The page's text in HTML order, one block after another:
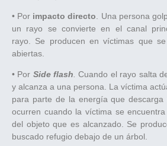
• Por impacto directo . Una persona
un rayo se convierte en el canal
rayo. Se producen en víctimas que
abiertas.
• Por Side flash. Cuando el rayo salta
y alcanza a una persona. La víctima
para parte de la energía que descarga
ocurren cuando la víctima se
del objeto que es alcanzado. Se
buscado refugio debajo de un árbol.